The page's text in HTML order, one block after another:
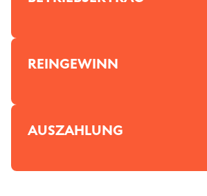
REINGEWINN
AUSZAHLUNG